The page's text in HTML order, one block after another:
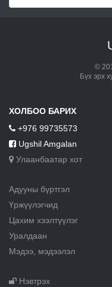
©
Бүх эрх
ХОЛБОО БАРИХ
+976 99735573
Ugshil Amgalan
Улаанбаатар хот
Адууны бүртгэл
Үржүүлэгчид
Цахим хээлтүүлэг
Уралдаан
Мэдээ, мэдээлэл
Нэвтрэх